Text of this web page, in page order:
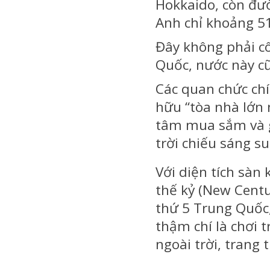
Hokkaido, còn
Anh chỉ khoảng
Đây không phải
Quốc, nước này
Các quan chức
hữu “tòa nhà
tâm mua sắm
trời chiếu sáng
Với diện tích sàn
thế kỷ (New
thứ 5 Trung
thậm chí là chơi
ngoài trời, trang